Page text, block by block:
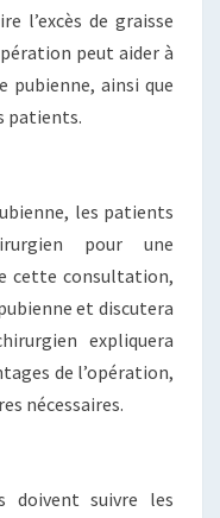
l’excès de graisse
peut aider à
pubienne, ainsi que
patients.
les patients
pour une
cette consultation,
et discutera
expliquera
de l’opération,
nécessaires.
doivent suivre les